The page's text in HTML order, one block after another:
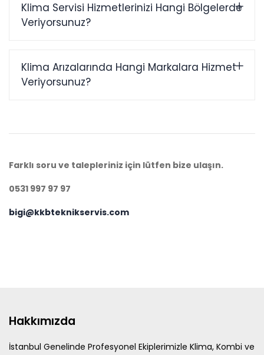
Klima Servisi Hizmetlerinizi Hangi Bölgelerde
Veriyorsunuz?
Klima Arızalarında Hangi Markalara Hizmet
Veriyorsunuz?
Farklı soru ve talepleriniz için lütfen bize ulaşın.
0531 997 97 97
bigi@kkbteknikservis.com
Hakkımızda
İstanbul Genelinde Profesyonel Ekiplerimizle Klima, Kombi ve